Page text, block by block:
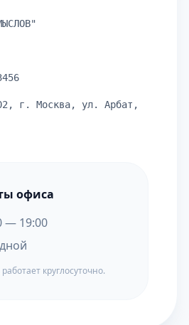
г. Москва, ул. Арбат,
офиса
— 19:00
круглосуточно.